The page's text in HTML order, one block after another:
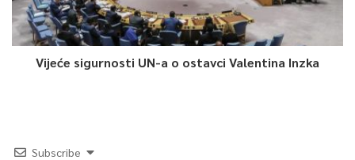
Article Rating
Vijeće sigurnosti UN-a o ostavci Valentina Inzka
Subscribe